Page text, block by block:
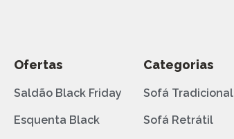
Ofertas
Saldão Black Friday
Esquenta Black
Categorias
Sofá Tradicional
Sofá Retrátil